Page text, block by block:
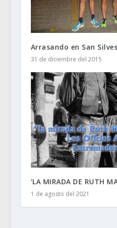
Arrasando en San
31 de diciembre del 2015
‘LA MIRADA DE RUTH
1 de agosto del 2021